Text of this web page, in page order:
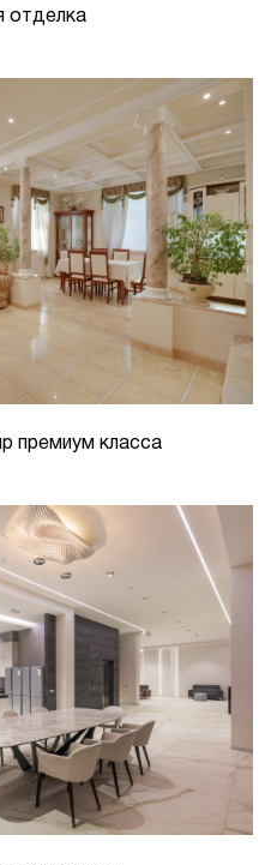
отделка
премиум класса